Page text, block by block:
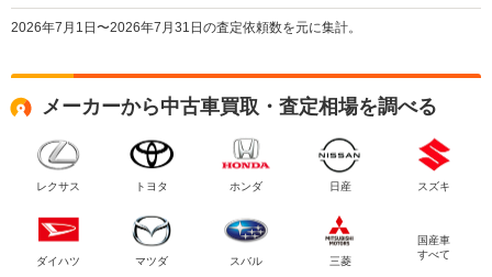
2026年7月1日〜2026年7月31日の査定依頼数を元に集計。
メーカーから中古車買取・査定相場を調べる
レクサス トヨタ ホンダ 日産 スズキ
ダイハツ マツダ スバル 三菱
国産車
すべて